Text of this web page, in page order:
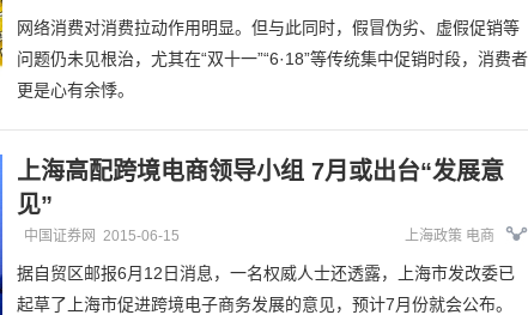
网络消费对消费拉动作用明显。但与此同时，假冒伪劣、虚假促销等
问题仍未见根治，尤其在“双十一”“6·18”等传统集中促销时段，消费者
更是心有余悸。
上海高配跨境电商领导小组 7月或出台“发展意
见”
中国证券网 2015-06-15 上海政策 电商
据自贸区邮报6月12日消息，一名权威人士还透露，上海市发改委已
起草了上海市促进跨境电子商务发展的意见，预计7月份就会公布。